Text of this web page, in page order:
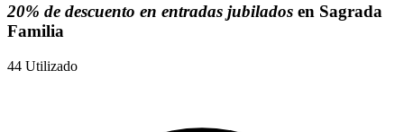
20% de descuento en entradas jubilados en Sagrada
Familia
44 Utilizado